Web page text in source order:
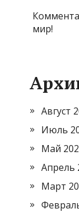
мир!
Август
Июль
Май
Апрель
Март